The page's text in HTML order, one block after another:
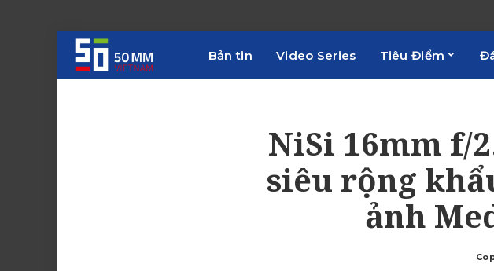
Bản tin Video Series Tiêu Điểm
NiSi 16mm f/
siêu rộng
ảnh